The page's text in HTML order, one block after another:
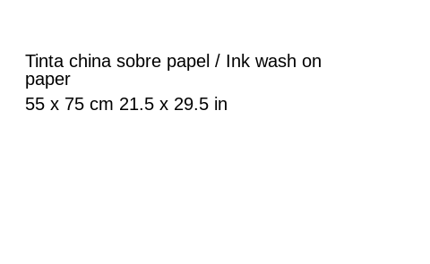
Tinta china sobre papel / Ink wash on
paper
55 x 75 cm 21.5 x 29.5 in